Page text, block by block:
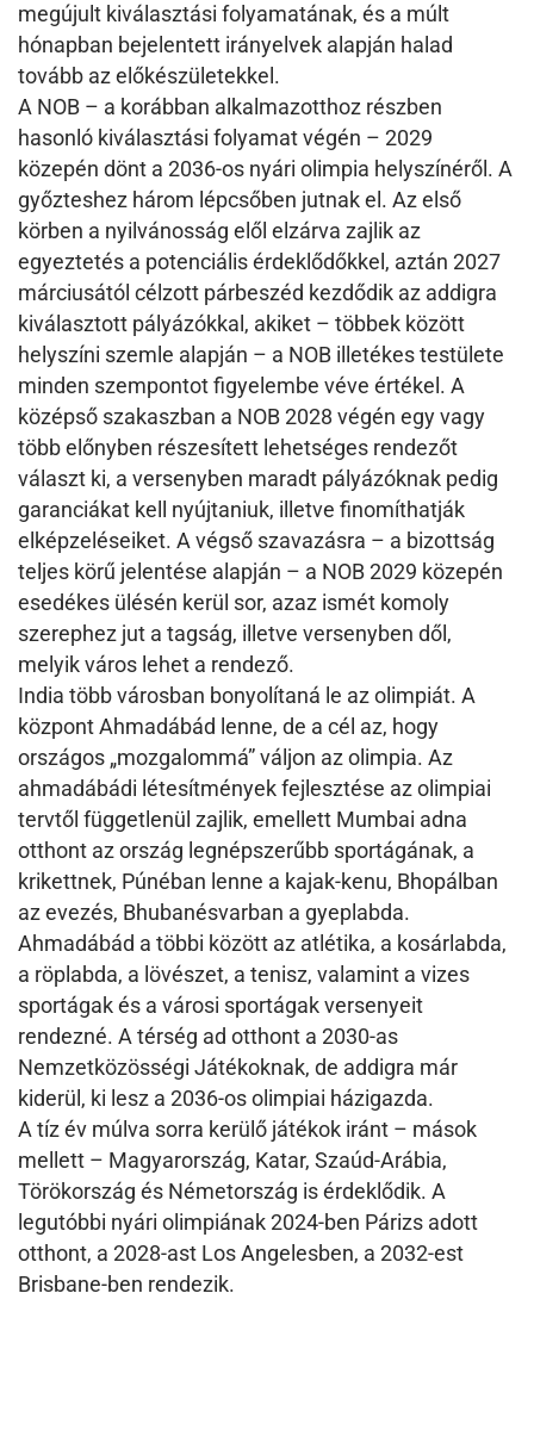
megújult kiválasztási folyamatának, és a múlt
hónapban bejelentett irányelvek alapján halad
tovább az előkészületekkel.
A NOB – a korábban alkalmazotthoz részben
hasonló kiválasztási folyamat végén – 2029
közepén dönt a 2036-os nyári olimpia helyszínéről. A
győzteshez három lépcsőben jutnak el. Az első
körben a nyilvánosság elől elzárva zajlik az
egyeztetés a potenciális érdeklődőkkel, aztán 2027
márciusától célzott párbeszéd kezdődik az addigra
kiválasztott pályázókkal, akiket – többek között
helyszíni szemle alapján – a NOB illetékes testülete
minden szempontot figyelembe véve értékel. A
középső szakaszban a NOB 2028 végén egy vagy
több előnyben részesített lehetséges rendezőt
választ ki, a versenyben maradt pályázóknak pedig
garanciákat kell nyújtaniuk, illetve finomíthatják
elképzeléseiket. A végső szavazásra – a bizottság
teljes körű jelentése alapján – a NOB 2029 közepén
esedékes ülésén kerül sor, azaz ismét komoly
szerephez jut a tagság, illetve versenyben dől,
melyik város lehet a rendező.
India több városban bonyolítaná le az olimpiát. A
központ Ahmadábád lenne, de a cél az, hogy
országos „mozgalommá” váljon az olimpia. Az
ahmadábádi létesítmények fejlesztése az olimpiai
tervtől függetlenül zajlik, emellett Mumbai adna
otthont az ország legnépszerűbb sportágának, a
krikettnek, Púnéban lenne a kajak-kenu, Bhopálban
az evezés, Bhubanésvarban a gyeplabda.
Ahmadábád a többi között az atlétika, a kosárlabda,
a röplabda, a lövészet, a tenisz, valamint a vizes
sportágak és a városi sportágak versenyeit
rendezné. A térség ad otthont a 2030-as
Nemzetközösségi Játékoknak, de addigra már
kiderül, ki lesz a 2036-os olimpiai házigazda.
A tíz év múlva sorra kerülő játékok iránt – mások
mellett – Magyarország, Katar, Szaúd-Arábia,
Törökország és Németország is érdeklődik. A
legutóbbi nyári olimpiának 2024-ben Párizs adott
otthont, a 2028-ast Los Angelesben, a 2032-est
Brisbane-ben rendezik.